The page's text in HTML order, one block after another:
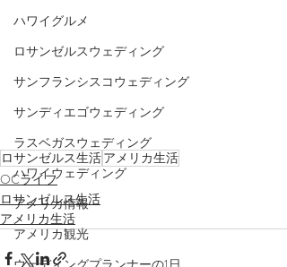
ハワイグルメ
ロサンゼルスウェディング
サンフランシスコウェディング
サンディエゴウェディング
ラスベガスウェディング
ハワイウェディング
アメリカ情報
アメリカ観光
ロサンゼルス生活アメリカ生活
OCライフ
ロサンゼルス生活
アメリカ生活